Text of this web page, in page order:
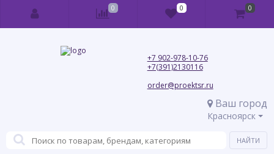
+7 902-978-10-76
+7(391)2130116
order@proektsr.ru
Ваш город
Красноярск
0 0 0